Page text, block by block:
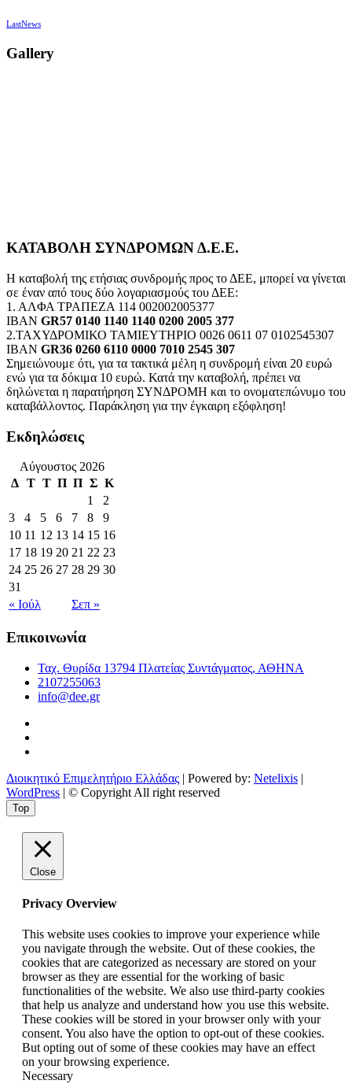
LastNews
Gallery
ΚΑΤΑΒΟΛΗ ΣΥΝΔΡΟΜΩΝ Δ.Ε.Ε.
Η καταβολή της ετήσιας συνδρομής προς το ΔΕΕ, μπορεί να γίνεται
σε έναν από τους δύο λογαριασμούς του ΔΕΕ:
1. ΑΛΦΑ ΤΡΑΠΕΖΑ 114 002002005377
IBAN GR57 0140 1140 1140 0200 2005 377
2.ΤΑΧΥΔΡΟΜΙΚΟ ΤΑΜΙΕΥΤΗΡΙΟ 0026 0611 07 0102545307
IBAN GR36 0260 6110 0000 7010 2545 307
Σημειώνουμε ότι, για τα τακτικά μέλη η συνδρομή είναι 20 ευρώ
ενώ για τα δόκιμα 10 ευρώ. Κατά την καταβολή, πρέπει να
δηλώνεται η παρατήρηση ΣΥΝΔΡΟΜΗ και το ονοματεπώνυμο του
καταβάλλοντος. Παράκληση για την έγκαιρη εξόφληση!
Εκδηλώσεις
Αύγουστος 2026
Δ Τ Τ Π Π Σ Κ
1
2
3
4 5 6 7 8
9
10 11 12 13 14 15 16
17 18 19 20 21 22 23
24 25 26 27 28 29 30
31
« Ιούλ
Σεπ »
Επικοινωνία
Ταχ. Θυρίδα 13794 Πλατείας Συντάγματος, ΑΘΗΝΑ
2107255063
info@dee.gr
Διοικητικό Επιμελητήριο Ελλάδας | Powered by: Netelixis |
WordPress | © Copyright All right reserved
Top
Close
Privacy Overview
This website uses cookies to improve your experience while
you navigate through the website. Out of these cookies, the
cookies that are categorized as necessary are stored on your
browser as they are essential for the working of basic
functionalities of the website. We also use third-party cookies
that help us analyze and understand how you use this website.
These cookies will be stored in your browser only with your
consent. You also have the option to opt-out of these cookies.
But opting out of some of these cookies may have an effect
on your browsing experience.
Necessary